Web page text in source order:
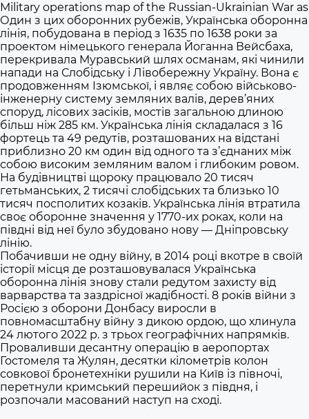
Military operations map of the Russian-Ukrainian War as
Один з цих оборонних рубежів, Українська оборонна
лінія, побудована в період з 1635 по 1638 роки за
проектом німецького генерала Йоганна Вейсбаха,
перекривала Муравський шлях османам, які чинили
напади на Слобідську і Лівобережну Україну. Вона є
продовженням Ізюмської, і являє собою військово-
інженерну систему земляних валів, дерев’яних
споруд, лісових засіків, мостів загальною длиною
більш ніж 285 км. Українська лінія складалася з 16
фортець та 49 редутів, розташованих на відстані
приблизно 20 км один від одного та з’єднаних між
собою високим земляним валом і глибоким ровом.
На будівництві щороку працювало 20 тисяч
гетьманських, 2 тисячі слобідських та близько 10
тисяч посполитих козаків. Українська лінія втратила
своє оборонне значення у 1770-их роках, коли на
півдні від неї було збудовано нову — Дніпровську
лінію.
Побачивши не одну війну, в 2014 році вкотре в своїй
історії місця де розташовувалася Українська
оборонна лінія знову стали редутом захисту від
варварства та заздрісної жадібності. 8 років війни з
Росією з оборони Донбасу виросли в
повномасштабну війну з дикою ордою, що хлинула
24 лютого 2022 р. з трьох географічних напрямків.
Проваливши десантну операцію в аеропортах
Гостомеля та Жулян, десятки кілометрів колон
совкової бронетехніки рушили на Київ із півночі,
перетнули кримський перешийок з півдня, і
розпочали масований наступ на сході.